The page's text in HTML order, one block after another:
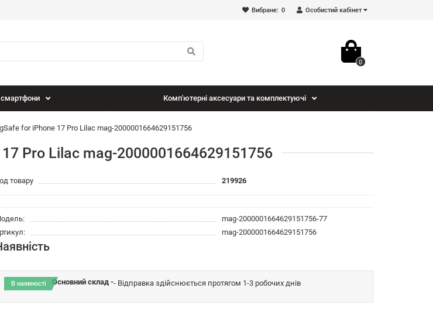
Особистий кабінет
Вибране: 0
0
Комп'ютерні аксесуари та комплектуючі
for iPhone 17 Pro Lilac mag-2000001664629151756
Pro Lilac mag-2000001664629151756
товару 219926
mag-2000001664629151756-77
mag-2000001664629151756
Основний склад -
В наявності - Відправка здійснюється протягом 1-3 робочих днів